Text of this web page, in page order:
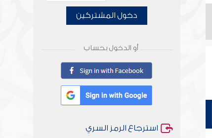
دخول المشتركين
أو الدخول بحساب
استرجاع الرمز السري